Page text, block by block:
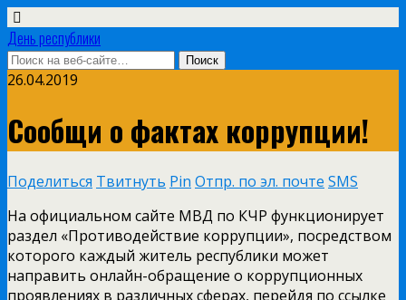
День республики
26.04.2019
Сообщи о фактах коррупции!
Поделиться Твитнуть Pin Отпр. по эл. почте SMS
На официальном сайте МВД по КЧР функционирует
раздел «Противодействие коррупции», посредством
которого каждый житель республики может
направить онлайн-обращение о коррупционных
проявлениях в различных сферах, перейдя по ссылке